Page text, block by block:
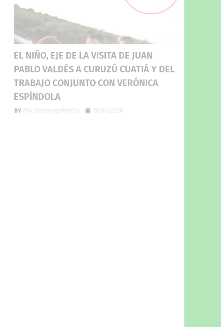
EL NIÑO, EJE DE LA VISITA DE JUAN
PABLO VALDÉS A CURUZÚ CUATIÁ Y DEL
TRABAJO CONJUNTO CON VERÓNICA
ESPÍNDOLA
Por SanJorgeMedio 8/07/2026